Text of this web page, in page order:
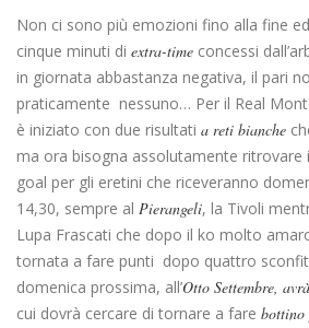
Non ci sono più emozioni fino alla fine
cinque minuti di extra-time concessi
in giornata abbastanza negativa, il pari
praticamente nessuno… Per il Real
è iniziato con due risultati a reti bianche
ma ora bisogna assolutamente ritrovare
goal per gli eretini che riceveranno
14,30, sempre al Pierangeli, la Tivoli
Lupa Frascati che dopo il ko molto
tornata a fare punti dopo quattro
domenica prossima, all’Otto Settembre, avrà
cui dovrà cercare di tornare a fare bottino